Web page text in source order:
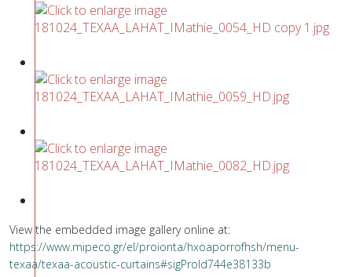
View the embedded image gallery online at:
https://www.mipeco.gr/el/proionta/hxoaporrofhsh/menu-
texaa/texaa-acoustic-curtains#sigProId744e38133b